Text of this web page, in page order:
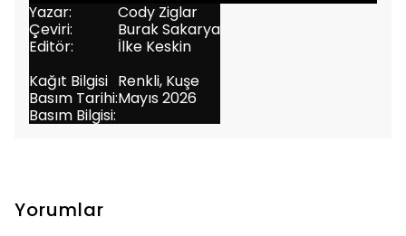
Yazar:
Cody Ziglar
Çeviri:
Burak Sakarya
Editör:
İlke Keskin
Kağıt Bilgisi Renkli, Kuşe
Basım Tarihi:Mayıs 2026
Basım Bilgisi:
Yorumlar